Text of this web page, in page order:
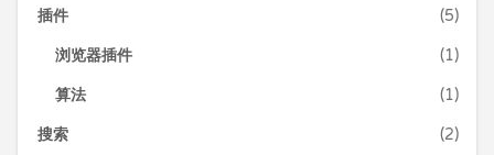
插件 (5)
浏览器插件 (1)
算法 (1)
搜索 (2)